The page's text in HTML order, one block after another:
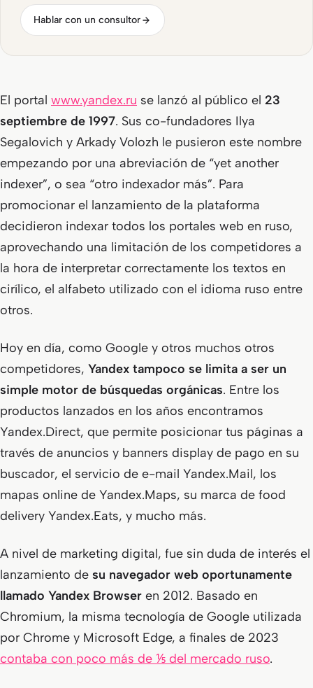
Hablar con un consultor
El portal www.yandex.ru se lanzó al público el 23
septiembre de 1997. Sus co-fundadores Ilya
Segalovich y Arkady Volozh le pusieron este nombre
empezando por una abreviación de “yet another
indexer”, o sea “otro indexador más”. Para
promocionar el lanzamiento de la plataforma
decidieron indexar todos los portales web en ruso,
aprovechando una limitación de los competidores a
la hora de interpretar correctamente los textos en
cirílico, el alfabeto utilizado con el idioma ruso entre
otros.
Hoy en día, como Google y otros muchos otros
competidores, Yandex tampoco se limita a ser un
simple motor de búsquedas orgánicas. Entre los
productos lanzados en los años encontramos
Yandex.Direct, que permite posicionar tus páginas a
través de anuncios y banners display de pago en su
buscador, el servicio de e-mail Yandex.Mail, los
mapas online de Yandex.Maps, su marca de food
delivery Yandex.Eats, y mucho más.
A nivel de marketing digital, fue sin duda de interés el
lanzamiento de su navegador web oportunamente
llamado Yandex Browser en 2012. Basado en
Chromium, la misma tecnología de Google utilizada
por Chrome y Microsoft Edge, a finales de 2023
contaba con poco más de ⅕ del mercado ruso.